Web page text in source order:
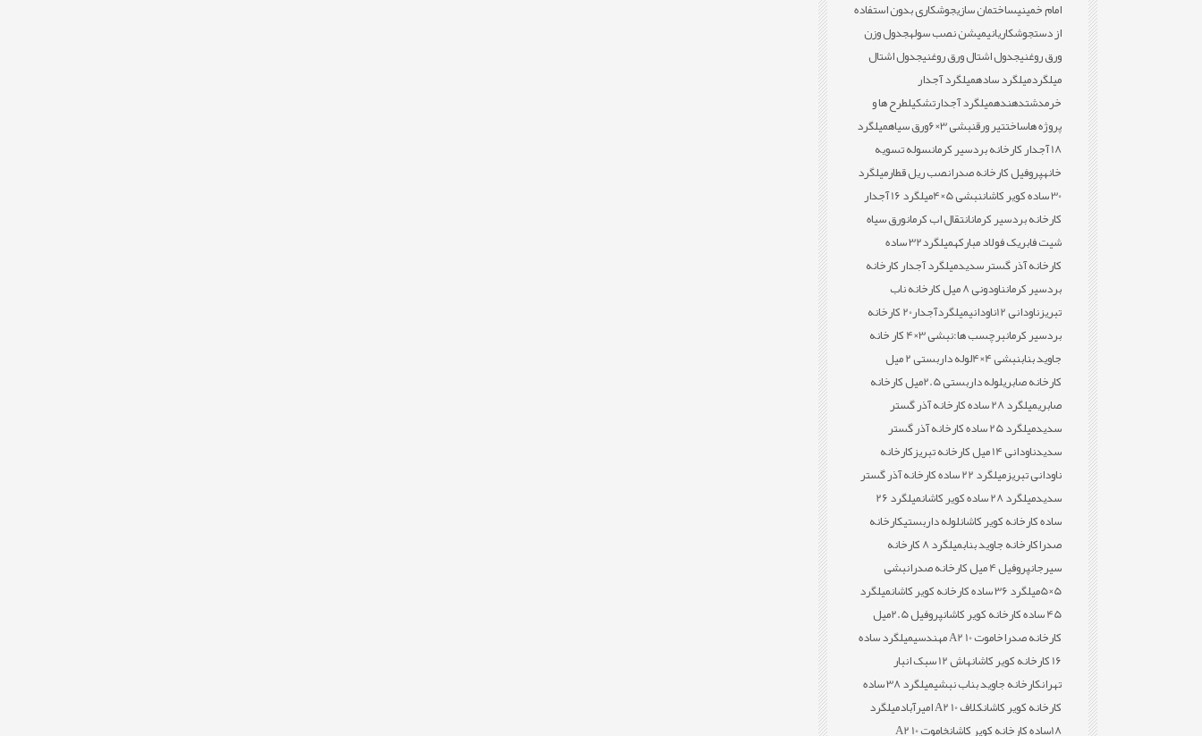
امام خمینیساختمان سازیجوشکاری بدون استفاده
از دستجوشکاریانیمیشن نصب سولهجدول وزن
ورق روغنیجدول اشتال ورق روغنیجدول اشتال
میلگردمیلگرد سادهمیلگرد آجدار
خرمدشتدهندهمیلگرد آجدارتشکیلطرح ها و
پروژه هاساختتیر ورقنبشی 3×6 ورق سیاهمیلگرد
18 آجدار کارخانه بردسیر کرمان
سوله تسویه
خانهپروفیل کارخانه صدرانصب ریل قطارمیلگرد
30 ساده کویر کاشان
نبشی 5×4
میلگرد 16 آجدار
کارخانه بردسیر کرمانانتقال اب کرمانورق سیاه
شیت فابریک فولاد مبارکه
میلگرد32 ساده
کارخانه آذر گستر سدیدمیلگرد آجدار کارخانه
بردسیر کرمان
ناودونی 8 میل کارخانه ناب
تبریزناودانی 12 ناودانی
میلگردآجدار20 کارخانه
بردسیر کرمانبرچسب ها:
نبشی 3×4 کار خانه
جاوید بنابنبشی 4×4
لوله داربستی 2 میل
کارخانه صابری
لوله داربستی 2.5میل کارخانه
صابری
میلگرد 28 ساده کارخانه آذر گستر
سدید
میلگرد 25 ساده کارخانه آذر گستر
سدیدناودانی 14 میل کارخانه تبریز
کارخانه
ناودانی تبریز
میلگرد 22 ساده کارخانه آذر گستر
سدیدمیلگرد 28 ساده کویر کاشان
میلگرد 26
ساده کارخانه کویر کاشانلوله داربستیکارخانه
صدراکارخانه جاوید بناب
میلگرد 8 کارخانه
سیرجانپروفیل 4 میل کارخانه صدرا
نبشی
5×5
میلگرد 36 ساده کارخانه کویر کاشان
میلگرد
45 ساده کارخانه کویر کاشان
پروفیل 2.5میل
کارخانه صدراخاموت 10 A2 مهندسی
میلگرد ساده
16 کارخانه کویر کاشان
هاش 12 سبک انبار
تهرانکارخانه جاوید بناب نبشی
میلگرد 38 ساده
کارخانه کویر کاشانکلاف 10 A2 امیرآباد
میلگرد
18ساده کارخانه کویر کاشان
خاموت 10 A2